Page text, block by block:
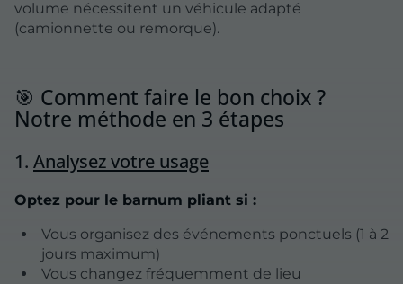
volume nécessitent un véhicule adapté
(camionnette ou remorque).
🎯 Comment faire le bon choix ?
Notre méthode en 3 étapes
1. Analysez votre usage
Optez pour le barnum pliant si :
Vous organisez des événements ponctuels (1 à 2
jours maximum)
Vous changez fréquemment de lieu